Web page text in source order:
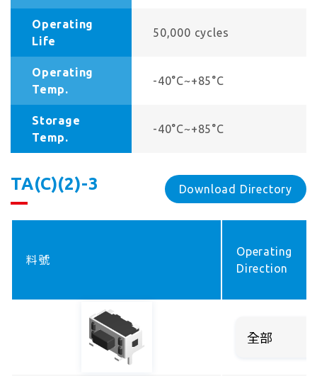
Operating
Life
50,000 cycles
Operating
Temp.
-40°C~+85°C
Storage
Temp.
-40°C~+85°C
TA(C)(2)-3 Download Directory
料號
Operating
Direction